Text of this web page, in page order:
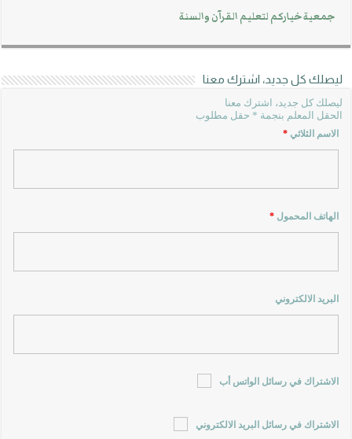
جمعية خياركم لتعليم القرآن والسنة
ليصلك كل جديد، اشترك معنا
ليصلك كل جديد، اشترك معنا
الحقل المعلم بنجمة * حقل مطلوب
الاسم الثلاثي*
الهاتف المحمول*
البريد الالكتروني
الاشتراك في رسائل الواتس أب
الاشتراك في رسائل البريد الالكتروني